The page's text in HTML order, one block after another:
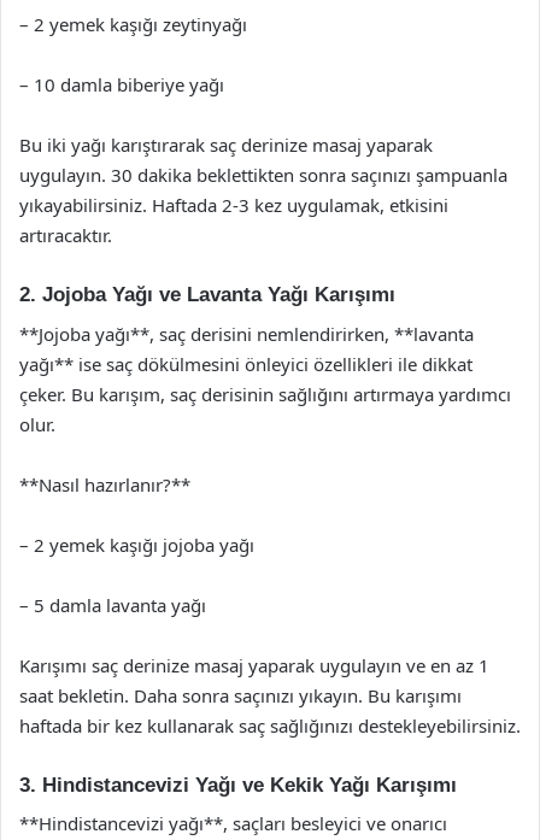
– 2 yemek kaşığı zeytinyağı
– 10 damla biberiye yağı
Bu iki yağı karıştırarak saç derinize masaj yaparak
uygulayın. 30 dakika beklettikten sonra saçınızı şampuanla
yıkayabilirsiniz. Haftada 2-3 kez uygulamak, etkisini
artıracaktır.
2. Jojoba Yağı ve Lavanta Yağı Karışımı
**Jojoba yağı**, saç derisini nemlendirirken, **lavanta
yağı** ise saç dökülmesini önleyici özellikleri ile dikkat
çeker. Bu karışım, saç derisinin sağlığını artırmaya yardımcı
olur.
**Nasıl hazırlanır?**
– 2 yemek kaşığı jojoba yağı
– 5 damla lavanta yağı
Karışımı saç derinize masaj yaparak uygulayın ve en az 1
saat bekletin. Daha sonra saçınızı yıkayın. Bu karışımı
haftada bir kez kullanarak saç sağlığınızı destekleyebilirsiniz.
3. Hindistancevizi Yağı ve Kekik Yağı Karışımı
**Hindistancevizi yağı**, saçları besleyici ve onarıcı